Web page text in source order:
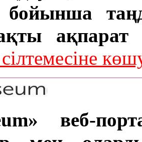
бойынша
ақпарат
веб-